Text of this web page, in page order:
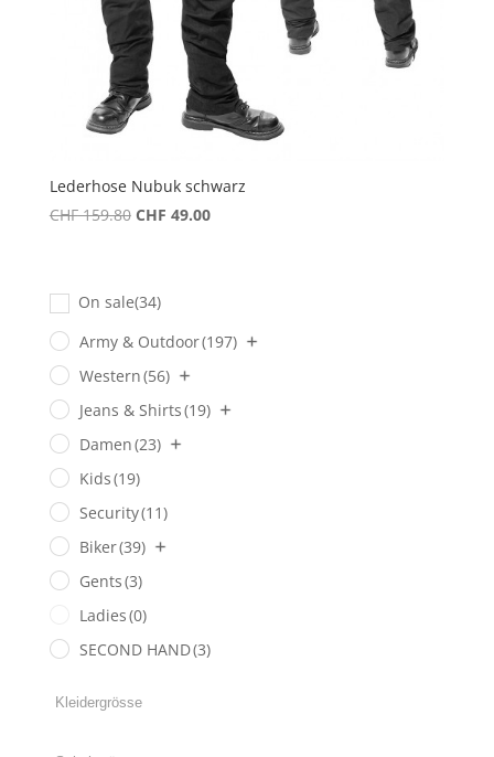
Lederhose Nubuk schwarz
CHF159.80 Ursprünglicher
CHF 49.00Aktueller
On sale(34)
Army & Outdoor(197)
Western(56)
Jeans & Shirts(19)
Damen(23)
Kids(19)
Security(11)
Biker(39)
Gents(3)
Ladies(0)
SECOND HAND(3)